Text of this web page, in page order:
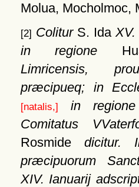
Molua, Mocholmoc,
[2] ColiturS. Ida
in regione
Limricensis,
præcipueq; in
[natalis,]
in
Comitatus
Rosmidedicitur.
præcipuorum
XIV. Ianuarij